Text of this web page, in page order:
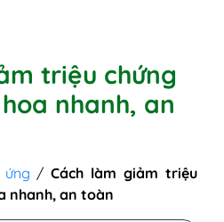
triệu chứng
nhanh, an
ứng /Cách làm giảm triệu
nhanh, an toàn